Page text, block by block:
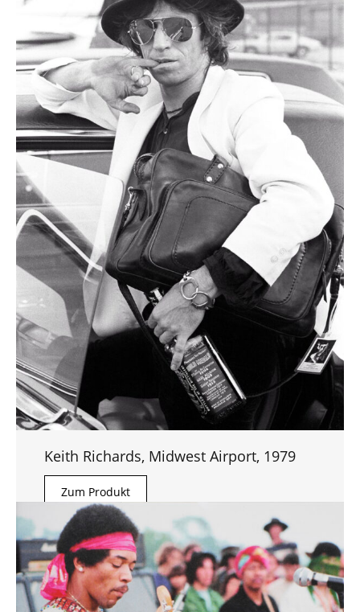
Keith Richards, Midwest Airport, 1979
Zum Produkt